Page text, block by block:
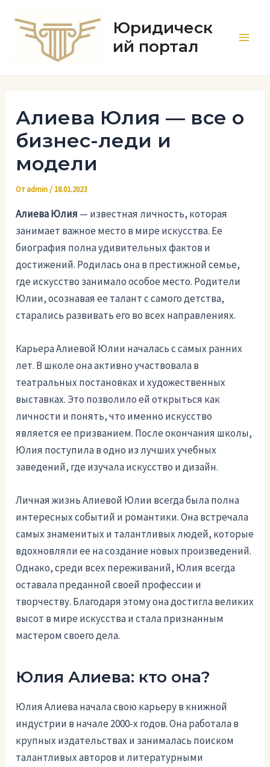
содержимому
Юридическ
ий портал
Алиева Юлия — все о
бизнес-леди и
модели
Отadmin/ 18.01.2023
Алиева Юлия — известная личность, которая
занимает важное место в мире искусства. Ее
биография полна удивительных фактов и
достижений. Родилась она в престижной семье,
где искусство занимало особое место. Родители
Юлии, осознавая ее талант с самого детства,
старались развивать его во всех направлениях.
Карьера Алиевой Юлии началась с самых ранних
лет. В школе она активно участвовала в
театральных постановках и художественных
выставках. Это позволило ей открыться как
личности и понять, что именно искусство
является ее призванием. После окончания школы,
Юлия поступила в одно из лучших учебных
заведений, где изучала искусство и дизайн.
Личная жизнь Алиевой Юлии всегда была полна
интересных событий и романтики. Она встречала
самых знаменитых и талантливых людей, которые
вдохновляли ее на создание новых произведений.
Однако, среди всех переживаний, Юлия всегда
оставала преданной своей профессии и
творчеству. Благодаря этому она достигла великих
высот в мире искусства и стала признанным
мастером своего дела.
Юлия Алиева: кто она?
Юлия Алиева начала свою карьеру в книжной
индустрии в начале 2000-х годов. Она работала в
крупных издательствах и занималась поиском
талантливых авторов и литературными